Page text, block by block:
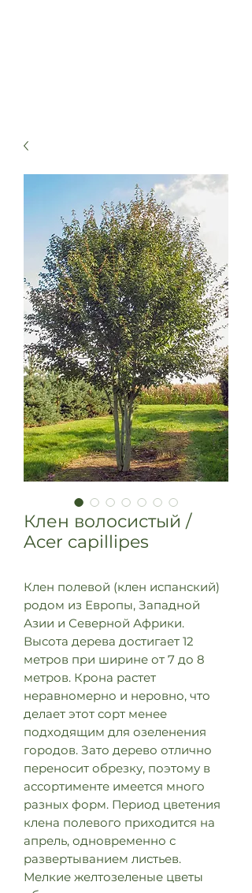
Клен волосистый /
Acer capillipes
Клен полевой (клен испанский)
родом из Европы, Западной
Азии и Северной Африки.
Высота дерева достигает 12
метров при ширине от 7 до 8
метров. Крона растет
неравномерно и неровно, что
делает этот сорт менее
подходящим для озеленения
городов. Зато дерево отлично
переносит обрезку, поэтому в
ассортименте имеется много
разных форм. Период цветения
клена полевого приходится на
апрель, одновременно с
развертыванием листьев.
Мелкие желтозеленые цветы